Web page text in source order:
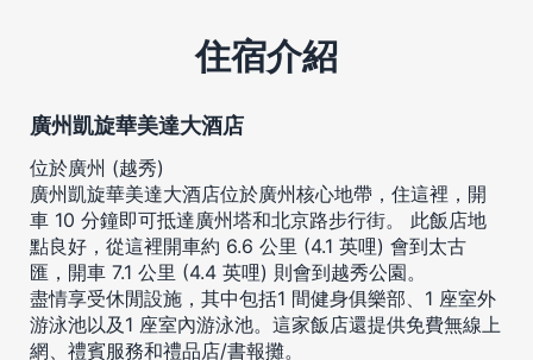
住宿介紹
廣州凱旋華美達大酒店
位於廣州 (越秀)
廣州凱旋華美達大酒店位於廣州核心地帶，住這裡，開
車 10 分鐘即可抵達廣州塔和北京路步行街。 此飯店地
點良好，從這裡開車約 6.6 公里 (4.1 英哩) 會到太古
匯，開車 7.1 公里 (4.4 英哩) 則會到越秀公園。
盡情享受休閒設施，其中包括1 間健身俱樂部、1 座室外
游泳池以及1 座室內游泳池。這家飯店還提供免費無線上
網、禮賓服務和禮品店/書報攤。